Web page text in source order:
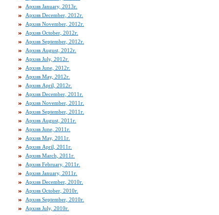
Архив January, 2013г.
Архив December, 2012г.
Архив November, 2012г.
Архив October, 2012г.
Архив September, 2012г.
Архив August, 2012г.
Архив July, 2012г.
Архив June, 2012г.
Архив May, 2012г.
Архив April, 2012г.
Архив December, 2011г.
Архив November, 2011г.
Архив September, 2011г.
Архив August, 2011г.
Архив June, 2011г.
Архив May, 2011г.
Архив April, 2011г.
Архив March, 2011г.
Архив February, 2011г.
Архив January, 2011г.
Архив December, 2010г.
Архив October, 2010г.
Архив September, 2010г.
Архив July, 2010г.